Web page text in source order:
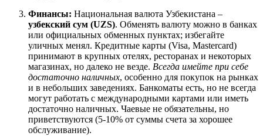
Финансы: Национальная валюта Узбекистана –
узбекский сум (UZS). Обменять валюту можно в банках
или официальных обменных пунктах; избегайте
уличных менял. Кредитные карты (Visa, Mastercard)
принимают в крупных отелях, ресторанах и некоторых
магазинах, но далеко не везде. Всегда имейте при себе
достаточно наличных, особенно для покупок на рынках
и в небольших заведениях. Банкоматы есть, но не всегда
могут работать с международными картами или иметь
достаточно наличных. Чаевые не обязательны, но
приветствуются (5-10% от суммы счета за хорошее
обслуживание).